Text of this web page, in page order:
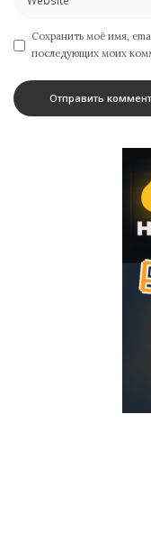
Сохранить моё имя,
последующих моих